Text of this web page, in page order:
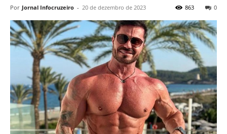
Por Jornal Infocruzeiro - 20 de dezembro de 2023 0
863